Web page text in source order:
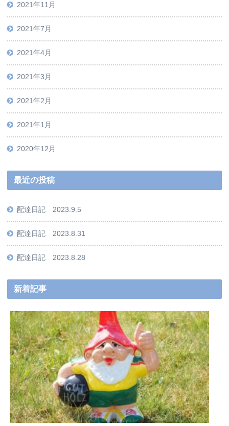
2021年11月
2021年7月
2021年4月
2021年3月
2021年2月
2021年1月
2020年12月
最近の投稿
配達日記 2023.9.5
配達日記 2023.8.31
配達日記 2023.8.28
新着記事